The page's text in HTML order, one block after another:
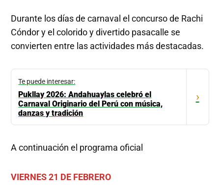
Durante los días de carnaval el concurso de Rachi
Cóndor y el colorido y divertido pasacalle se
convierten entre las actividades más destacadas.
Te puede interesar:
Pukllay 2026: Andahuaylas celebró el
Carnaval Originario del Perú con música,
danzas y tradición
›
A continuación el programa oficial
VIERNES 21 DE FEBRERO